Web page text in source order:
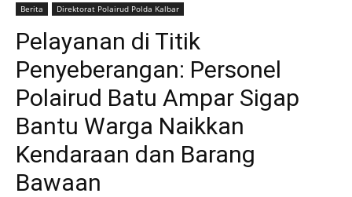
Berita Direktorat Polairud Polda Kalbar
Pelayanan di Titik
Penyeberangan: Personel
Polairud Batu Ampar Sigap
Bantu Warga Naikkan
Kendaraan dan Barang
Bawaan